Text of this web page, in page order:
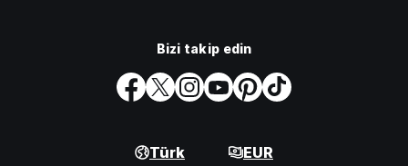
Bizi takip edin
Türk EUR